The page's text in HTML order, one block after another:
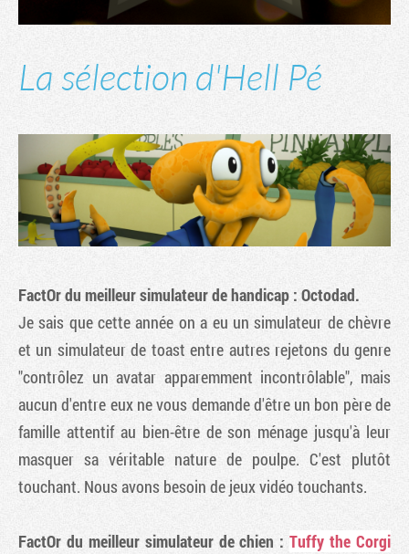
La sélection d'Hell Pé
FactOr du meilleur simulateur de handicap : Octodad.
Je sais que cette année on a eu un simulateur de chèvre
et un simulateur de toast entre autres rejetons du genre
"contrôlez un avatar apparemment incontrôlable", mais
aucun d'entre eux ne vous demande d'être un bon père de
famille attentif au bien-être de son ménage jusqu'à leur
masquer sa véritable nature de poulpe. C'est plutôt
touchant. Nous avons besoin de jeux vidéo touchants.
FactOr du meilleur simulateur de chien :Tuffy the Corgi
Tribune